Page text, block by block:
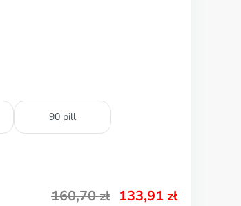
90 pill
160,70zł 133,91 zł